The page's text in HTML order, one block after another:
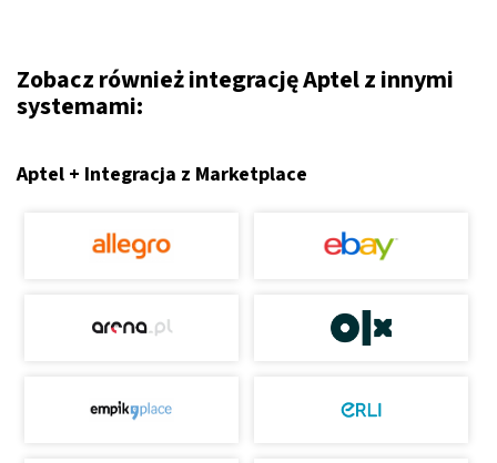
Zobacz również integrację Aptel z innymi
systemami:
Aptel + Integracja z Marketplace